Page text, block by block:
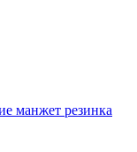
манжет резинка